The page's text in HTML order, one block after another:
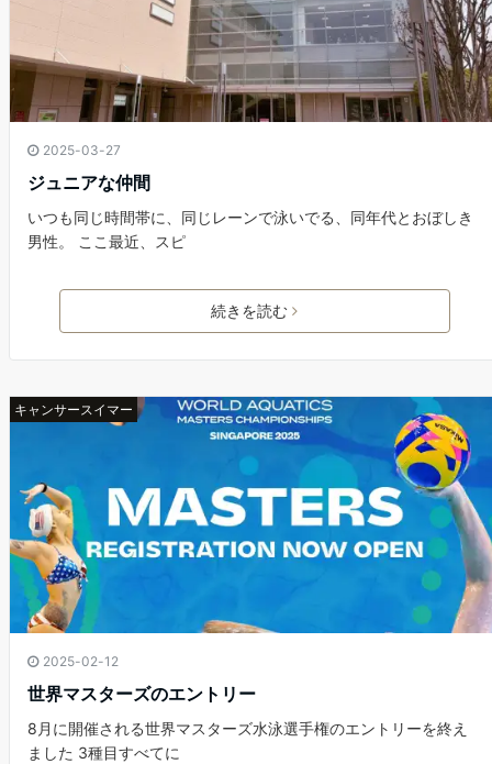
2025-03-27
ジュニアな仲間
いつも同じ時間帯に、同じレーンで泳いでる、同年代とおぼしき
男性。 ここ最近、スピ
続きを読む
キャンサースイマー
2025-02-12
世界マスターズのエントリー
8月に開催される世界マスターズ水泳選手権のエントリーを終え
ました 3種目すべてに